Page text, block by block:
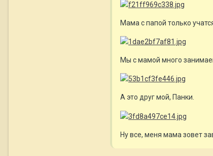
Мама с папой только
Мы с мамой много
А это друг мой, Панки.
Ну все, меня мама зовет